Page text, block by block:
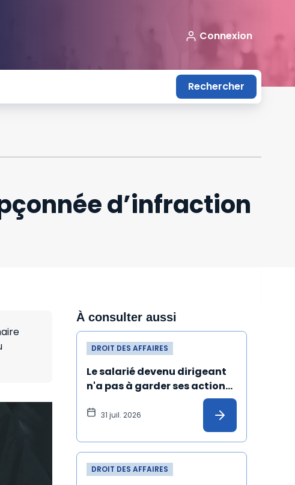
Connexion
Rechercher
d’infraction
À consulter aussi
DROIT DES AFFAIRES
Le salarié devenu dirigeant
n'a pas à garder ses actions
gratuites jusqu'au terme de
ses fonctions
31 juil. 2026
DROIT DES AFFAIRES